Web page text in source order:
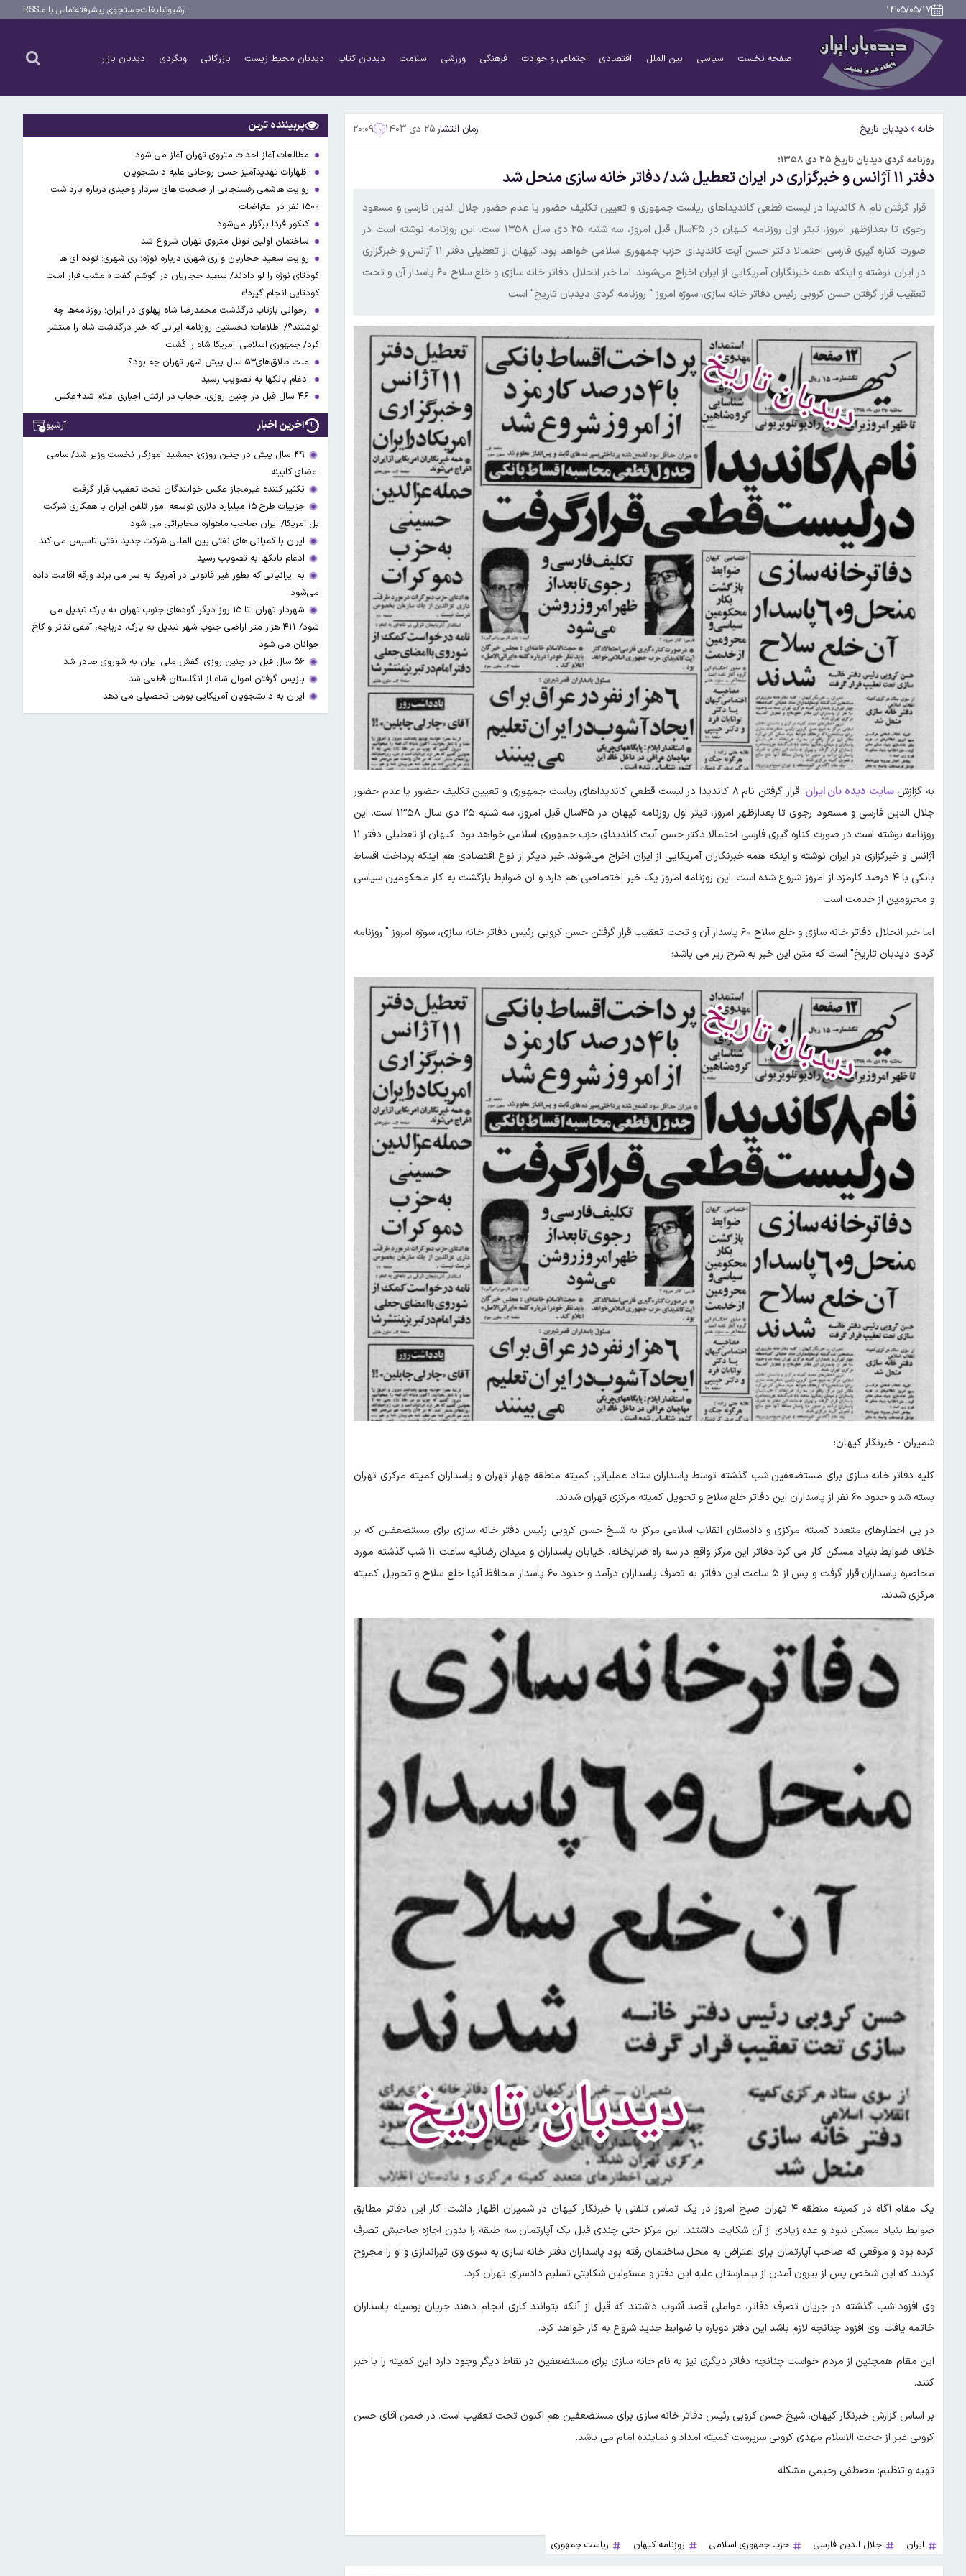
۱۴۰۵/۰۵/۱۷ آرشیوتبلیغاتجستجوی پیشرفتهتماس با ماRSS
صفحه نخست سیاسی بین الملل اقتصادی اجتماعی و حوادث فرهنگی ورزشی سلامت دیدبان کتاب دیدبان محیط زیست بازرگانی وبگردی دیدبان بازار
خانه دیدبان تاریخ زمان انتشار:۲۵ دی ۱۴۰۳ ۲۰:۰۹
روزنامه گردی دیدبان تاریخ ۲۵ دی ۱۳۵۸؛
دفتر ۱۱ آژانس و خبرگزاری در ایران تعطیل شد/ دفاتر خانه سازی منحل شد
قرار گرفتن نام ۸ کاندیدا در لیست قطعی کاندیداهای ریاست جمهوری و تعیین تکلیف حضور یا عدم حضور جلال الدین فارسی و مسعود
رجوی تا بعدازظهر امروز، تیتر اول روزنامه کیهان در ۴۵سال قبل امروز، سه شنبه ۲۵ دی سال ۱۳۵۸ است. این روزنامه نوشته است در
صورت کناره گیری فارسی احتمالا دکتر حسن آیت کاندیدای حزب جمهوری اسلامی خواهد بود. کیهان از تعطیلی دفتر ۱۱ آژانس و خبرگزاری
در ایران نوشته و اینکه همه خبرنگاران آمریکایی از ایران اخراج می‌شوند. اما خبر انحلال دفاتر خانه سازی و خلع سلاح ۶۰ پاسدار آن و تحت
تعقیب قرار گرفتن حسن کروبی رئیس دفاتر خانه سازی، سوژه امروز " روزنامه گردی دیدبان تاریخ" است
به گزازشسایت دیده بان ایران
؛ قرار گرفتن نام ۸ کاندیدا در لیست قطعی کاندیداهای ریاست جمهوری و تعیین تکلیف حضور یا عدم حضور
جلال الدین فارسی و مسعود رجوی تا بعدازظهر امروز، تیتر اول روزنامه کیهان در ۴۵سال قبل امروز، سه شنبه ۲۵ دی سال ۱۳۵۸ است. این
روزنامه نوشته است در صورت کناره گیری فارسی احتمالا دکتر حسن آیت کاندیدای حزب جمهوری اسلامی خواهد بود. کیهان از تعطیلی دفتر ۱۱
آژانس و خبرگزاری در ایران نوشته و اینکه همه خبرنگاران آمریکایی از ایران اخراج می‌شوند. خبر دیگر از نوع اقتصادی هم اینکه پرداخت اقساط
بانکی با ۴ درصد کارمزد از امروز شروع شده است. این روزنامه امروز یک خبر اختصاصی هم دارد و آن ضوابط بازگشت به کار محکومین سیاسی
و محرومین از خدمت است.
اما خبر انحلال دفاتر خانه سازی و خلع سلاح ۶۰ پاسدار آن و تحت تعقیب قرار گرفتن حسن کروبی رئیس دفاتر خانه سازی، سوژه امروز " روزنامه
گردی دیدبان تاریخ" است که متن این خبر به شرح زیر می باشد؛
شمیران - خبرنگار کیهان:
کلیه دفاتر خانه سازی برای مستضعفین شب گذشته توسط پاسداران ستاد عملیاتی کمیته منطقه چهار تهران و پاسداران کمیته مرکزی تهران
بسته شد و حدود ۶۰ نفر از پاسداران این دفاتر خلع سلاح و تحویل کمیته مرکزی تهران شدند.
در پی اخطارهای متعدد کمیته مرکزی و دادستان انقلاب اسلامی مرکز به شیخ حسن کروبی رئیس دفتر خانه سازی برای مستضعفین که بر
خلاف ضوابط بنیاد مسکن کار می کرد دفاتر این مرکز واقع در سه راه ضرابخانه، خیابان پاسداران و میدان رضائیه ساعت ۱۱ شب گذشته مورد
محاصره پاسداران قرار گرفت و پس از ۵ ساعت این دفاتر به تصرف پاسداران درآمد و حدود ۶۰ پاسدار محافظ آنها خلع سلاح و تحویل کمیته
مرکزی شدند.
یک مقام آگاه در کمیته منطقه ۴ تهران صبح امروز در یک تماس تلفنی با خبرنگار کیهان در شمیران اظهار داشت؛ کار این دفاتر مطابق
ضوابط بنیاد مسکن نبود و عده زیادی از آن شکایت داشتند. این مرکز حتی چندی قبل یک آپارتمان سه طبقه را بدون اجازه صاحبش تصرف
کرده بود و موقعی که صاحب آپارتمان برای اعتراض به محل ساختمان رفته بود پاسداران دفتر خانه سازی به سوی وی تیراندازی و او را مجروح
کردند که این شخص پس از بیرون آمدن از بیمارستان علیه این دفتر و مسئولین شکایتی تسلیم دادسرای تهران کرد.
وی افزود شب گذشته در جریان تصرف دفاتر، عواملی قصد آشوب داشتند که قبل از آنکه بتوانند کاری انجام دهند جریان بوسیله پاسداران
خاتمه یافت. وی افزود چنانچه لازم باشد این دفتر دوباره با ضوابط جدید شروع به کار خواهد کرد.
این مقام همچنین از مردم خواست چنانچه دفاتر دیگری نیز به نام خانه سازی برای مستضعفین در نقاط دیگر وجود دارد این کمیته را با خبر
کنند.
بر اساس گزارش خبرنگار کیهان، شیخ حسن کروبی رئیس دفاتر خانه سازی برای مستضعفین هم اکنون تحت تعقیب است‌. در ضمن آقای حسن
کروبی غیر از حجت الاسلام مهدی کروبی سرپرست کمیته امداد و نماینده امام می باشد.
تهیه و تنظیم: مصطفی رحیمی مشکله
ایران جلال الدین فارسی حزب جمهوری اسلامی روزنامه کیهان ریاست جمهوری
پربیننده ترین
مطالعات آغاز احداث متروی تهران آغاز می شود
اظهارات تهدیدآمیز حسن روحانی علیه دانشجویان
روایت هاشمی رفسنجانی از صحبت های سردار وحیدی درباره بازداشت
۱۵۰۰ نفر در اعتراضات
کنکور فردا برگزار می‌شود
ساختمان اولین تونل متروی تهران شروع شد
روایت سعید حجاریان و ری شهری درباره نوژه؛ ری شهری: توده ای ها
کودتای نوژه را لو دادند/ سعید حجاریان در گوشم گفت «امشب قرار است
کودتایی انجام گیرد!»
ازخوانی بازتاب درگذشت محمدرضا شاه پهلوی در ایران؛ روزنامه‌ها چه
نوشتند؟/ اطلاعات؛ نخستین روزنامه ایرانی که خبر درگذشت شاه را منتشر
کرد/ جمهوری اسلامی: آمریکا شاه را کُشت
علت طلاق‌های۵۳ سال پیش شهر تهران چه بود؟
ادغام بانکها به تصویب رسید
آخرین اخبار آرشیو
۴۹ سال پیش در چنین روزی؛ جمشید آموزگار نخست وزیر شد/اسامی
اعضای کابینه
تکثیر کننده غیرمجاز عکس خوانندگان تحت تعقیب قرار گرفت
جزییات طرح ۱۵ میلیارد دلاری توسعه امور تلفن ایران با همکاری شرکت
بل آمریکا/ ایران صاحب ماهواره مخابراتی می شود
ایران با کمپانی های نفتی بین المللی شرکت جدید نفتی تاسیس می کند
ادغام بانکها به تصویب رسید
به ایرانیانی که بطور غیر قانونی در آمریکا به سر می برند ورقه اقامت داده
می‌شود
شهردار تهران: تا ۱۵ روز دیگر گودهای جنوب تهران به پارک تبدیل می
شود/ ۴۱۱ هزار متر اراضی جنوب شهر تبدیل به پارک، دریاچه، آمفی تئاتر و کاخ
جوانان می شود
۵۶ سال قبل در چنین روزی؛ کفش ملی ایران به شوروی صادر شد
بازپس گرفتن اموال شاه از انگلستان قطعی شد
ایران به دانشجویان آمریکایی بورس تحصیلی می دهد